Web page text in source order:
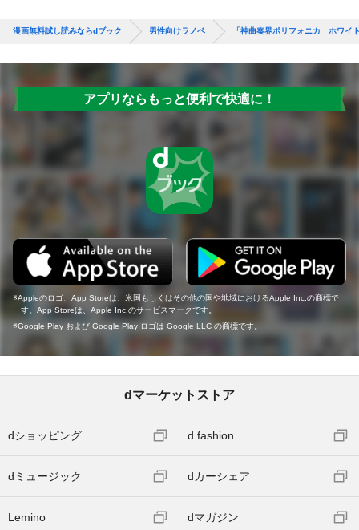
漫画無料試し読みならdブック 男性向けラノベ 「神曲奏界ポリフォニカ ホワイ
アプリならもっと便利で快適に！
Appleのロゴ、App Storeは、米国もしくはその他の国や地域におけるApple Inc.の商標で
す。App Storeは、Apple Inc.のサービスマークです。
Google Play および Google Play ロゴは Google LLC の商標です。
dマーケットストア
dショッピング d fashion
dミュージック dカーシェア
Lemino dマガジン